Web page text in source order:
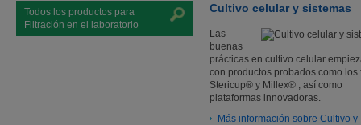
Todos los productos para
Filtración en el laboratorio
Cultivo celular y sistemas
Las
buenas
prácticas en cultivo celular
con productos probados como los
Stericup® y Millex® , así como
plataformas innovadoras.
Más información sobre Cultivo y